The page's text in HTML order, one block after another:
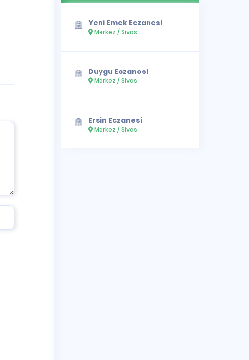
Yeni Emek Eczanesi
Merkez / Sivas
Duygu Eczanesi
Merkez / Sivas
Ersin Eczanesi
Merkez / Sivas